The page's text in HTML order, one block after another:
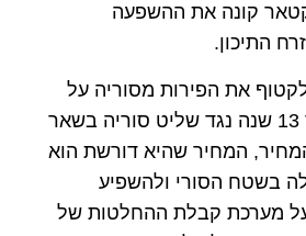
קונה את ההשפעה
התיכון.
את הפירות מסוריה על
כך שעמדה במשך 13 שנה נגד שליט סוריה בשאר
המחיר שהיא דורשת הוא
בשטח הסורי ולהשפיע
על מערכת קבלת ההחלטות של